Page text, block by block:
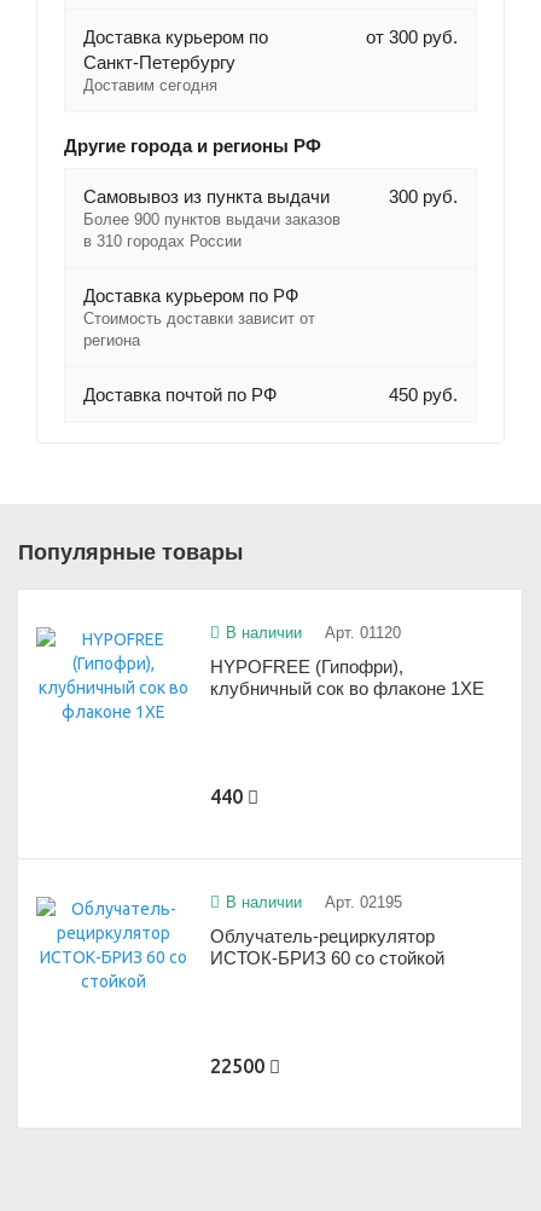
Доставка курьером по
Санкт-Петербургу
Доставим сегодня
от 300 руб.
Другие города и регионы РФ
Самовывоз из пункта выдачи
Более 900 пунктов выдачи заказов
в 310 городах России
300 руб.
Доставка курьером по РФ
Стоимость доставки зависит от
региона
Доставка почтой по РФ 450 руб.
Популярные товары
В наличии Арт. 01120
HYPOFREE (Гипофри),
клубничный сок во флаконе 1ХЕ
440
В наличии Арт. 02195
Облучатель-рециркулятор
ИСТОК-БРИЗ 60 со стойкой
22500